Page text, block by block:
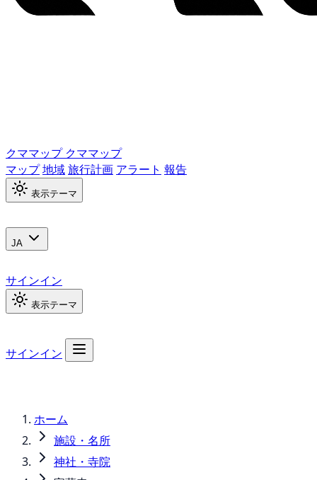
クママップ クママップ
マップ地域旅行計画 アラート 報告
表示テーマ
JA
サインイン
表示テーマ
サインイン
ホーム
施設・名所
神社・寺院